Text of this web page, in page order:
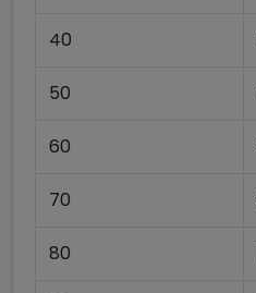
40
50
60
70
80